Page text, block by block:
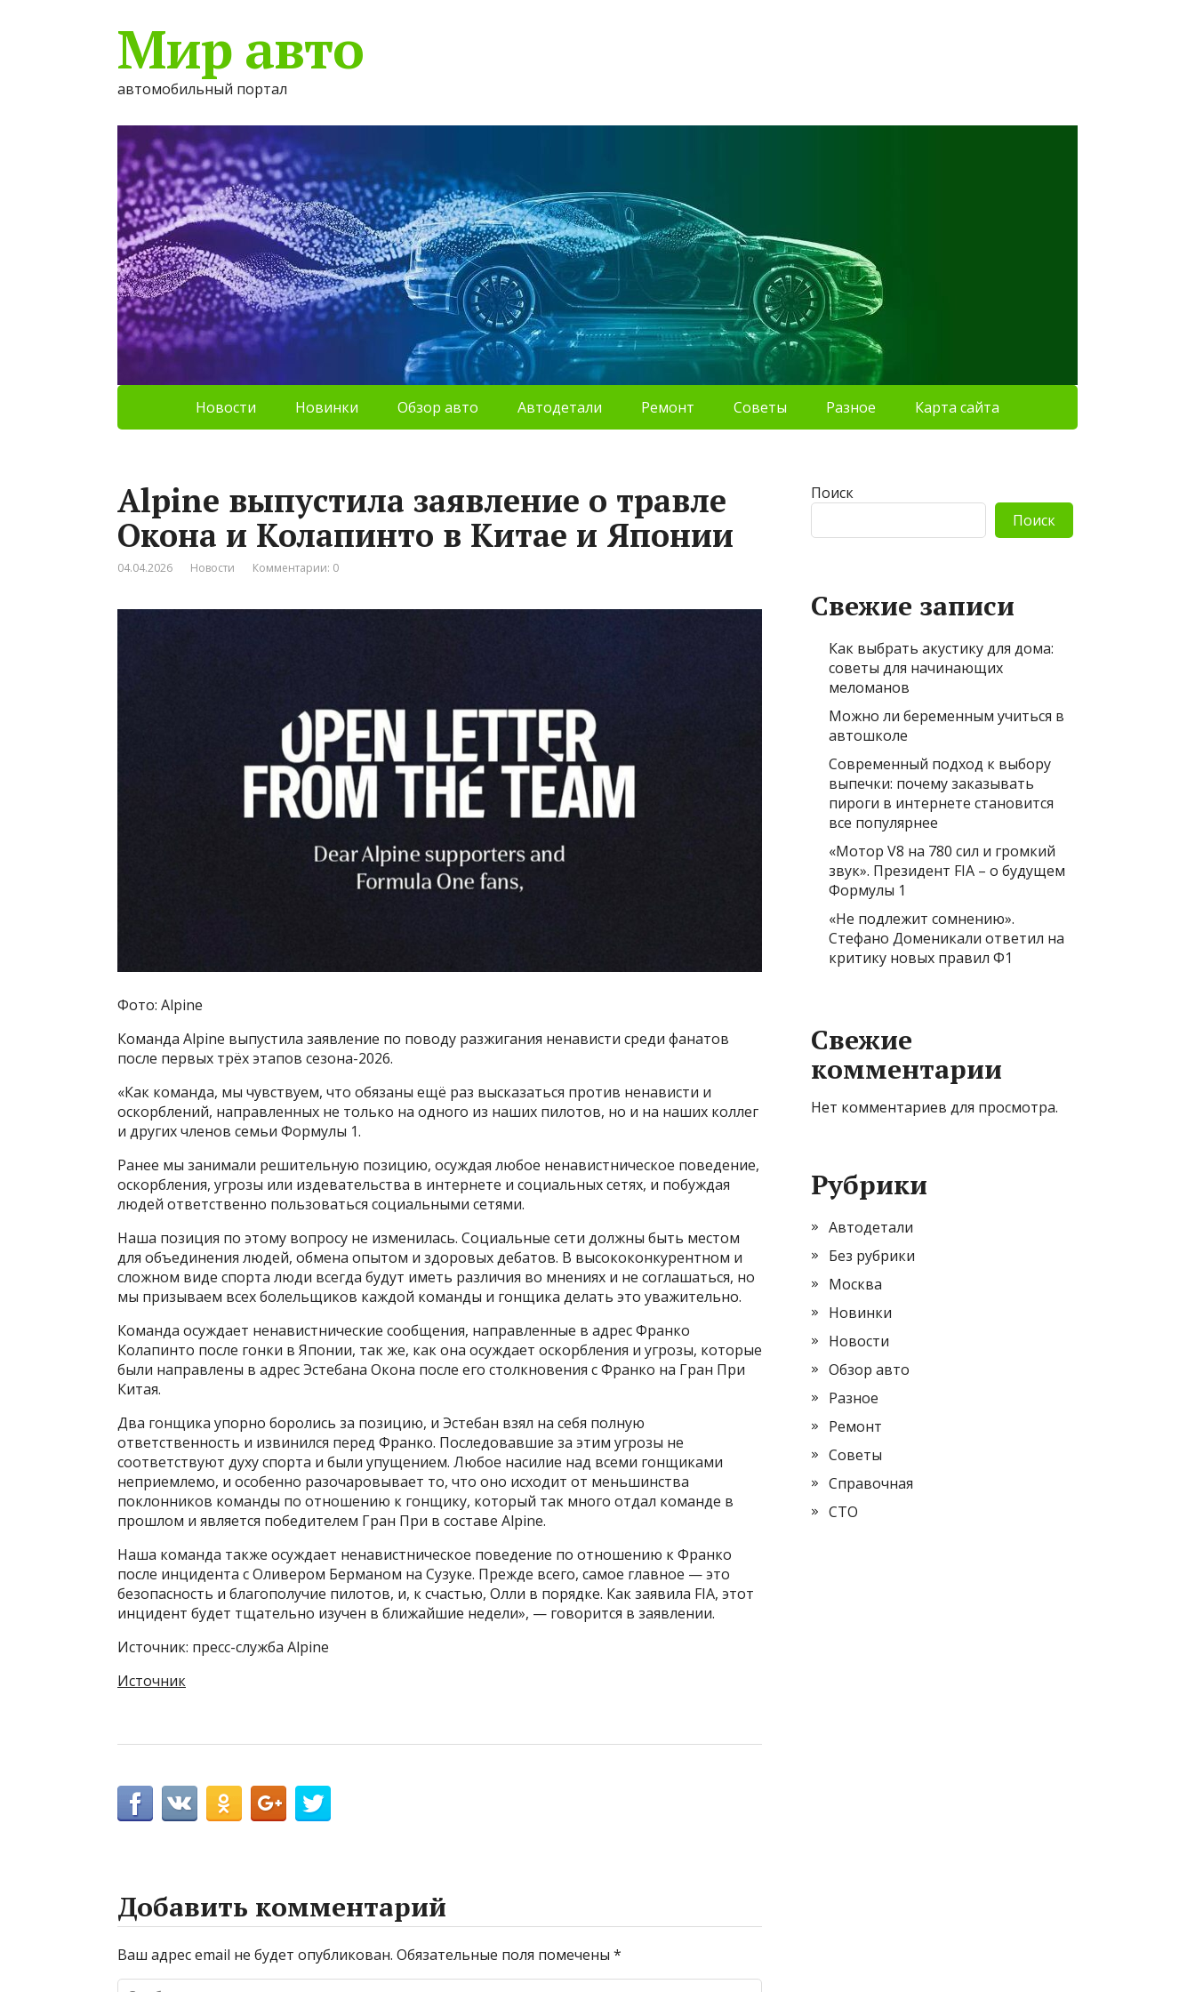
Мир авто
автомобильный портал
Новости Новинки Обзор авто Автодетали Ремонт Советы Разное Карта сайта
Alpine выпустила заявление о травле
Окона и Колапинто в Китае и Японии
04.04.2026 Новости Комментарии: 0
Фото: Alpine
Команда Alpine выпустила заявление по поводу разжигания ненависти среди фанатов
после первых трёх этапов сезона-2026.
«Как команда, мы чувствуем, что обязаны ещё раз высказаться против ненависти и
оскорблений, направленных не только на одного из наших пилотов, но и на наших коллег
и других членов семьи Формулы 1.
Ранее мы занимали решительную позицию, осуждая любое ненавистническое поведение,
оскорбления, угрозы или издевательства в интернете и социальных сетях, и побуждая
людей ответственно пользоваться социальными сетями.
Наша позиция по этому вопросу не изменилась. Социальные сети должны быть местом
для объединения людей, обмена опытом и здоровых дебатов. В высококонкурентном и
сложном виде спорта люди всегда будут иметь различия во мнениях и не соглашаться, но
мы призываем всех болельщиков каждой команды и гонщика делать это уважительно.
Команда осуждает ненавистнические сообщения, направленные в адрес Франко
Колапинто после гонки в Японии, так же, как она осуждает оскорбления и угрозы, которые
были направлены в адрес Эстебана Окона после его столкновения с Франко на Гран При
Китая.
Два гонщика упорно боролись за позицию, и Эстебан взял на себя полную
ответственность и извинился перед Франко. Последовавшие за этим угрозы не
соответствуют духу спорта и были упущением. Любое насилие над всеми гонщиками
неприемлемо, и особенно разочаровывает то, что оно исходит от меньшинства
поклонников команды по отношению к гонщику, который так много отдал команде в
прошлом и является победителем Гран При в составе Alpine.
Наша команда также осуждает ненавистническое поведение по отношению к Франко
после инцидента с Оливером Берманом на Сузуке. Прежде всего, самое главное — это
безопасность и благополучие пилотов, и, к счастью, Олли в порядке. Как заявила FIA, этот
инцидент будет тщательно изучен в ближайшие недели», — говорится в заявлении.
Источник: пресс-служба Alpine
Источник
Добавить комментарий
Ваш адрес email не будет опубликован. Обязательные поля помечены *
Поиск
Поиск
Свежие записи
Как выбрать акустику для дома:
советы для начинающих
меломанов
Можно ли беременным учиться в
автошколе
Современный подход к выбору
выпечки: почему заказывать
пироги в интернете становится
все популярнее
«Мотор V8 на 780 сил и громкий
звук». Президент FIA – о будущем
Формулы 1
«Не подлежит сомнению».
Стефано Доменикали ответил на
критику новых правил Ф1
Свежие
комментарии
Нет комментариев для просмотра.
Рубрики
Автодетали
Без рубрики
Москва
Новинки
Новости
Обзор авто
Разное
Ремонт
Советы
Справочная
СТО